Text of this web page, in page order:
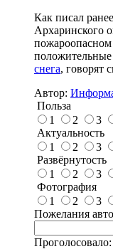
Как писал
Архаринского
снега, говорят
Автор:
Польза
1
2 3
Актуальность
1
2 3
Развёрнутость
1
2 3
Фотография
1
2 3
Пожелания
Проголосовало: